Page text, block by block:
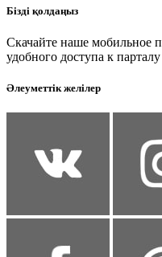
Бізді қолдаңыз
Скачайте наше мобильное
удобного доступа к
Әлеуметтік желілер